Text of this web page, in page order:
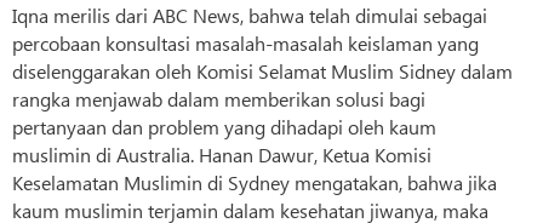
Iqna merilis dari ABC News, bahwa telah dimulai sebagai
percobaan konsultasi masalah-masalah keislaman yang
diselenggarakan oleh Komisi Selamat Muslim Sidney dalam
rangka menjawab dalam memberikan solusi bagi
pertanyaan dan problem yang dihadapi oleh kaum
muslimin di Australia. Hanan Dawur, Ketua Komisi
Keselamatan Muslimin di Sydney mengatakan, bahwa jika
kaum muslimin terjamin dalam kesehatan jiwanya, maka